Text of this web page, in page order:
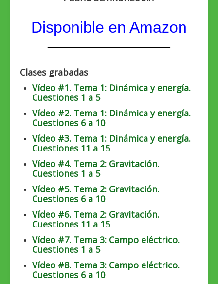
Disponible en Amazon
Clases grabadas
Vídeo #1. Tema 1: Dinámica y energía.
Cuestiones 1 a 5
Vídeo #2. Tema 1: Dinámica y energía.
Cuestiones 6 a 10
Vídeo #3. Tema 1: Dinámica y energía.
Cuestiones 11 a 15
Vídeo #4. Tema 2: Gravitación.
Cuestiones 1 a 5
Vídeo #5. Tema 2: Gravitación.
Cuestiones 6 a 10
Vídeo #6. Tema 2: Gravitación.
Cuestiones 11 a 15
Vídeo #7. Tema 3: Campo eléctrico.
Cuestiones 1 a 5
Vídeo #8. Tema 3: Campo eléctrico.
Cuestiones 6 a 10